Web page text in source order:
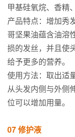
甲基硅氧烷、香精
产品特点：增加秀
哥坚果油蕴含油溶
损的发丝，并且使
给予更多的营养。
使用方法：取出适
从头发内侧与外侧
位可以增加用量。
07 修护液